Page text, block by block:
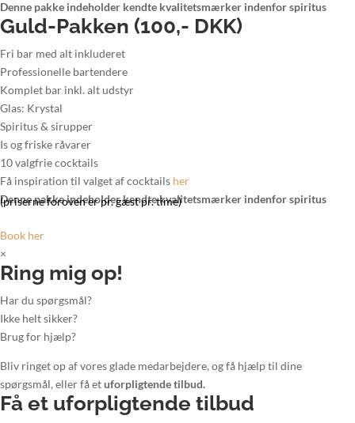
Denne pakke indeholder kendte kvalitetsmærker indenfor spiritus
Guld-Pakken (100,- DKK)
Fri bar med alt inkluderet
Professionelle bartendere
Komplet bar inkl. alt udstyr
Glas: Krystal
Spiritus & sirupper
Is og friske råvarer
10 valgfrie cocktails
Få inspiration til valget af cocktails her
Denne pakke indeholder kendte kvalitetsmærker indenfor spiritus
(priserne foroven er pr. gæst pr. time)
Book her
×
Ring mig op!
Har du spørgsmål?
Ikke helt sikker?
Brug for hjælp?
Bliv ringet op af vores glade medarbejdere, og få hjælp til dine
spørgsmål, eller få etuforpligtende tilbud.
Få et uforpligtende tilbud